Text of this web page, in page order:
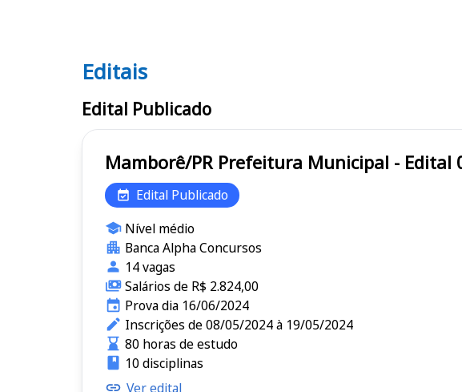
Editais
Editais
Edital Publicado
Mamborê/PR Prefeitura Municipal -
Edital Publicado
Nível médio
Banca Alpha Concursos
14 vagas
Salários de R$ 2.824,00
Prova dia 16/06/2024
Inscrições de 08/05/2024 à 19/05/2024
80 horas de estudo
10 disciplinas
Ver edital